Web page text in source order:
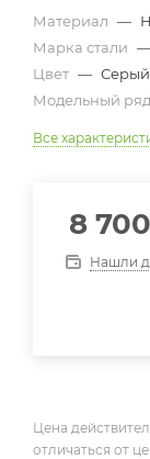
Материал —
Марка стали —
Цвет — Серый
Модельный ряд
Все
8 700
Нашли
Цена
отличаться от